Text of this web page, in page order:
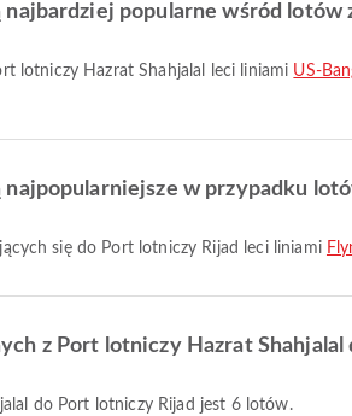
najbardziej popularne wśród lotów
lotniczy Hazrat Shahjalal leci liniami US-
najpopularniejsze w przypadku
się do Port lotniczy Rijad leci liniami
z Port lotniczy Hazrat
do Port lotniczy Rijad jest 6 lotów.